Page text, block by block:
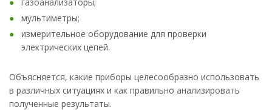
мультиметры;
измерительное оборудование для проверки
электрических цепей.
Объясняется, какие приборы целесообразно использовать
в различных ситуациях и как правильно анализировать
полученные результаты.